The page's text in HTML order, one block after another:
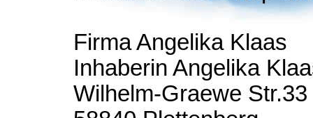
Firma Angelika Klaas
Inhaberin Angelika
Wilhelm-Graewe Str.33